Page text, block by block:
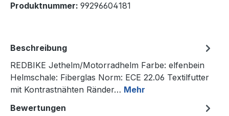
Produktnummer: 99296604181
Beschreibung
REDBIKE Jethelm/Motorradhelm Farbe: elfenbein
Helmschale: Fiberglas Norm: ECE 22.06 Textilfutter
mit Kontrastnähten Ränder… Mehr
Bewertungen